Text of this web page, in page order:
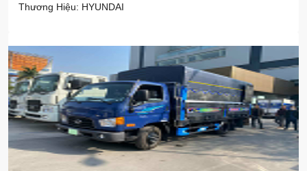
Thương Hiệu: HYUNDAI